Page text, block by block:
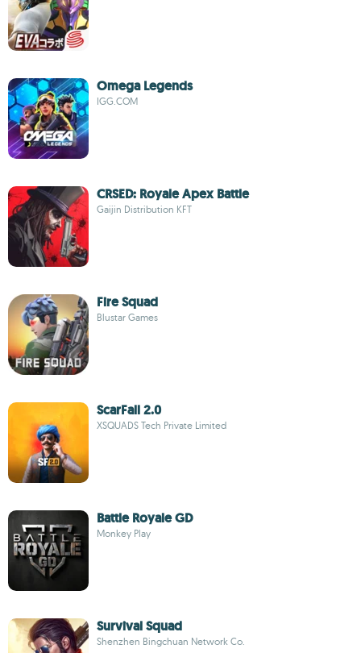
Omega Legends
IGG.COM
CRSED: Royale Apex Battle
Gaijin Distribution KFT
Fire Squad
Blustar Games
ScarFall 2.0
XSQUADS Tech Private Limited
Battle Royale GD
Monkey Play
Survival Squad
Shenzhen Bingchuan Network Co.